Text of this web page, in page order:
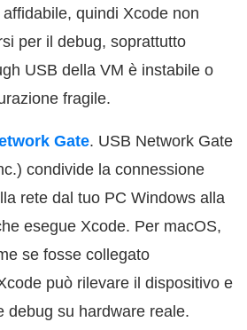
quindi Xcode non
per il debug, soprattutto
USB della VM è instabile o
fragile.
Gate. USB Network Gate
condivide la connessione
rete dal tuo PC Windows alla
esegue Xcode. Per macOS,
se fosse collegato
può rilevare il dispositivo e
debug su hardware reale.